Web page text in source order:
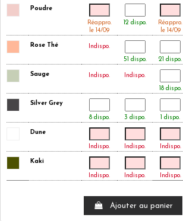
Poudre
Réappro.
le 14/09
12 dispo.
Réappro.
le 14/09
Rose Thé
Indispo.
51 dispo.
21 dispo.
Sauge Indispo.
Indispo.
18 dispo.
Silver Grey
8 dispo. 3 dispo. 1 dispo.
Dune
Indispo. Indispo. Indispo.
Kaki
Indispo. Indispo. Indispo.
Ajouter au panier